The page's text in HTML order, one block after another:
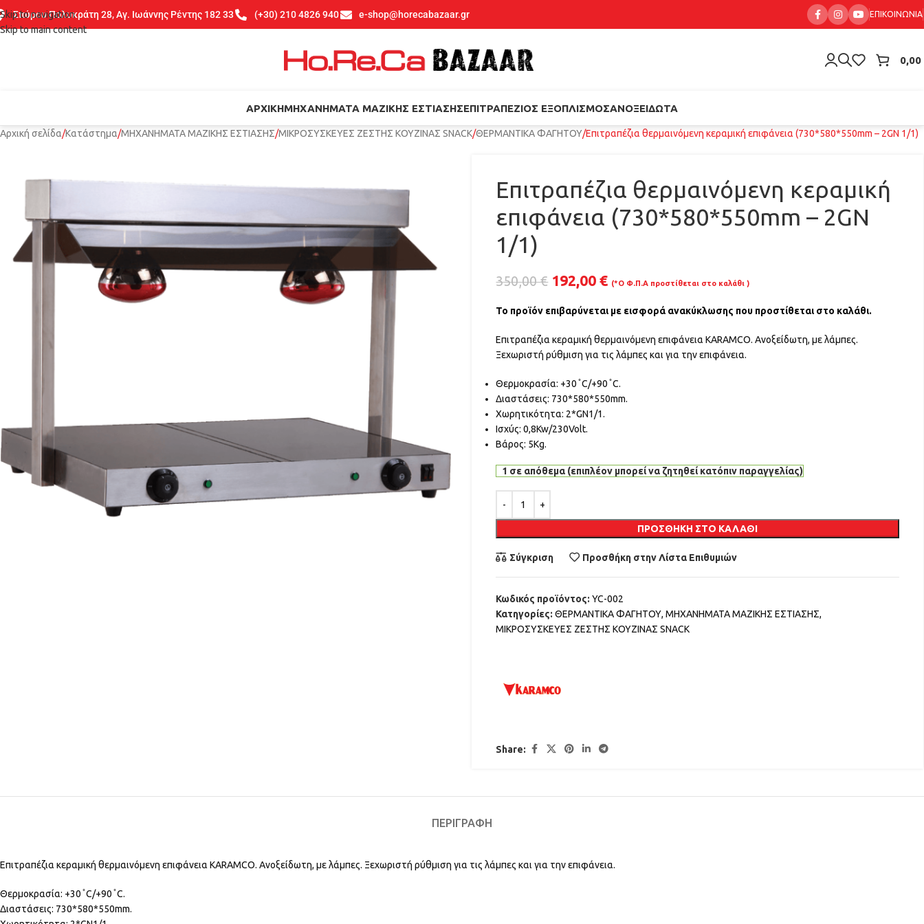
Skip to navigation
Skip to main content
Σπύρου Πολυκράτη 28, Αγ. Ιωάννης Ρέντης 182 33 (+30) 210 4826 940 e-shop@horecabazaar.gr ΕΠΙΚΟΙΝΩΝΊΑ
0,00
ΑΡΧΙΚΉΜΗΧΑΝΉΜΑΤΑ ΜΑΖΙΚΉΣ ΕΣΤΊΑΣΗΣΕΠΙΤΡΑΠΈΖΙΟΣ ΕΞΟΠΛΙΣΜΌΣΑΝΟΞΕΊΔΩΤΑ
Αρχική σελίδα Κατάστημα ΜΗΧΑΝΗΜΑΤΑ ΜΑΖΙΚΗΣ ΕΣΤΙΑΣΗΣ ΜΙΚΡΟΣΥΣΚΕΥΕΣ ΖΕΣΤΗΣ ΚΟΥΖΙΝΑΣ SNACK ΘΕΡΜΑΝΤΙΚΑ ΦΑΓΗΤΟΥ Επιτραπέζια θερμαινόμενη κεραμική επιφάνεια (730*580*550mm – 2GN 1/1)
Επιτραπέζια θερμαινόμενη κεραμική
επιφάνεια (730*580*550mm – 2GN
1/1)
350,00€ 192,00€ (*Ο Φ.Π.Α προστίθεται στο καλάθι )
Το προϊόν επιβαρύνεται με εισφορά ανακύκλωσης που προστίθεται στο καλάθι.
Επιτραπέζια κεραμική θερμαινόμενη επιφάνεια KARAMCO. Ανοξείδωτη, με λάμπες.
Ξεχωριστή ρύθμιση για τις λάμπες και για την επιφάνεια.
Θερμοκρασία: +30 ̊ C/+90 ̊ C.
Διαστάσεις: 730*580*550mm.
Χωρητικότητα: 2*GN1/1.
Ισχύς: 0,8Kw/230Volt.
Βάρος: 5Kg.
1 σε απόθεμα (επιπλέον μπορεί να ζητηθεί κατόπιν παραγγελίας)
ΠΡΟΣΘΉΚΗ ΣΤΟ ΚΑΛΆΘΙ
Σύγκριση Προσθήκη στην Λίστα Επιθυμιών
Κωδικός προϊόντος:YC-002
Κατηγορίες: ΘΕΡΜΑΝΤΙΚΑ ΦΑΓΗΤΟΥ, ΜΗΧΑΝΗΜΑΤΑ ΜΑΖΙΚΗΣ ΕΣΤΙΑΣΗΣ,
ΜΙΚΡΟΣΥΣΚΕΥΕΣ ΖΕΣΤΗΣ ΚΟΥΖΙΝΑΣ SNACK
Share:
ΠΕΡΙΓΡΑΦΉ
Επιτραπέζια κεραμική θερμαινόμενη επιφάνεια KARAMCO. Ανοξείδωτη, με λάμπες. Ξεχωριστή ρύθμιση για τις λάμπες και για την επιφάνεια.
Θερμοκρασία: +30 ̊ C/+90 ̊ C.
Διαστάσεις: 730*580*550mm.